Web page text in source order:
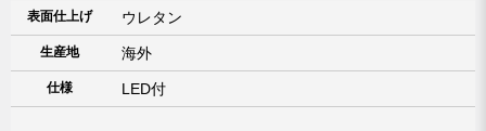
表面仕上げ ウレタン
生産地 海外
仕様 LED付